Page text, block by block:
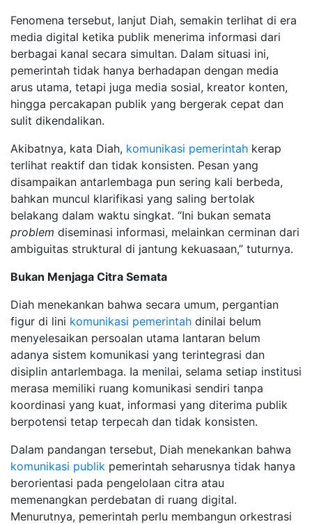
Fenomena tersebut, lanjut Diah, semakin terlihat di era
media digital ketika publik menerima informasi dari
berbagai kanal secara simultan. Dalam situasi ini,
pemerintah tidak hanya berhadapan dengan media
arus utama, tetapi juga media sosial, kreator konten,
hingga percakapan publik yang bergerak cepat dan
sulit dikendalikan.
Akibatnya, kata Diah, komunikasi pemerintah kerap
terlihat reaktif dan tidak konsisten. Pesan yang
disampaikan antarlembaga pun sering kali berbeda,
bahkan muncul klarifikasi yang saling bertolak
belakang dalam waktu singkat. “Ini bukan semata
problem diseminasi informasi, melainkan cerminan dari
ambiguitas struktural di jantung kekuasaan,” tuturnya.
Bukan Menjaga Citra Semata
Diah menekankan bahwa secara umum, pergantian
figur di lini komunikasi pemerintah dinilai belum
menyelesaikan persoalan utama lantaran belum
adanya sistem komunikasi yang terintegrasi dan
disiplin antarlembaga. Ia menilai, selama setiap institusi
merasa memiliki ruang komunikasi sendiri tanpa
koordinasi yang kuat, informasi yang diterima publik
berpotensi tetap terpecah dan tidak konsisten.
Dalam pandangan tersebut, Diah menekankan bahwa
komunikasi publik pemerintah seharusnya tidak hanya
berorientasi pada pengelolaan citra atau
memenangkan perdebatan di ruang digital.
Menurutnya, pemerintah perlu membangun orkestrasi